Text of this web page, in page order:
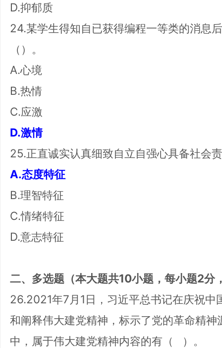
D.抑郁质
24.某学生得知自已获得编程一等类的消息
（）。
A.心境
B.热情
C.应激
D.激情
25.正直诚实认真细致自立自强心具备社会
A.态度特征
B.理智特征
C.情绪特征
D.意志特征
二、多选题（本大题共10小题，每小题2分
26.2021年7月1日，习近平总书记在庆祝
和阐释伟大建党精神，标示了党的革命精
中，属于伟大建党精神内容的有（ ）。